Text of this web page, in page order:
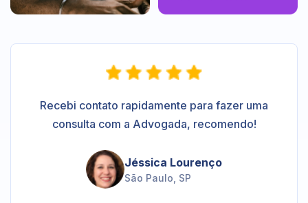
Recebi contato rapidamente para fazer uma
consulta com a Advogada, recomendo!
Jéssica Lourenço
São Paulo, SP